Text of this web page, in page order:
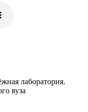
лаборатория.
вуза